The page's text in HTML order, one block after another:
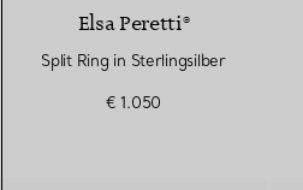
Elsa Peretti®
Split Ring in Sterlingsilber
€ 1.050